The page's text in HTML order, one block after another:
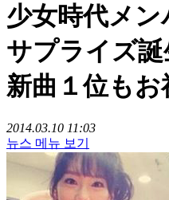
少女時代メ
サプライズ
新曲１位もお
2014.03.10 11:03
뉴스 메뉴 보기